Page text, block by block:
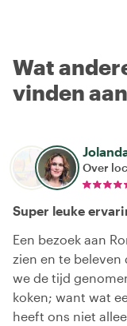
Wat
vinden
Over
Super leuke
Een bezoek aan
zien en te
we de tijd
koken; want wat
heeft ons niet